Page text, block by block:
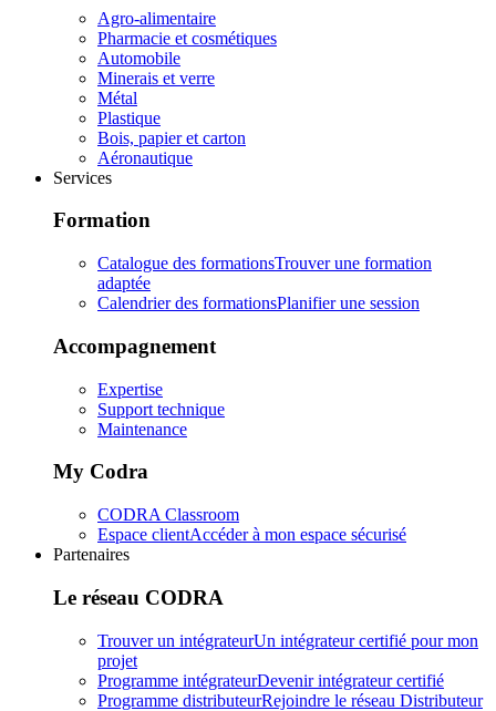
Agro-alimentaire
Pharmacie et cosmétiques
Automobile
Minerais et verre
Métal
Plastique
Bois, papier et carton
Aéronautique
Services
Formation
Catalogue des formationsTrouver une formation
adaptée
Calendrier des formationsPlanifier une session
Accompagnement
Expertise
Support technique
Maintenance
My Codra
CODRA Classroom
Espace clientAccéder à mon espace sécurisé
Partenaires
Le réseau CODRA
Trouver un intégrateurUn intégrateur certifié pour mon
projet
Programme intégrateurDevenir intégrateur certifié
Programme distributeurRejoindre le réseau Distributeur